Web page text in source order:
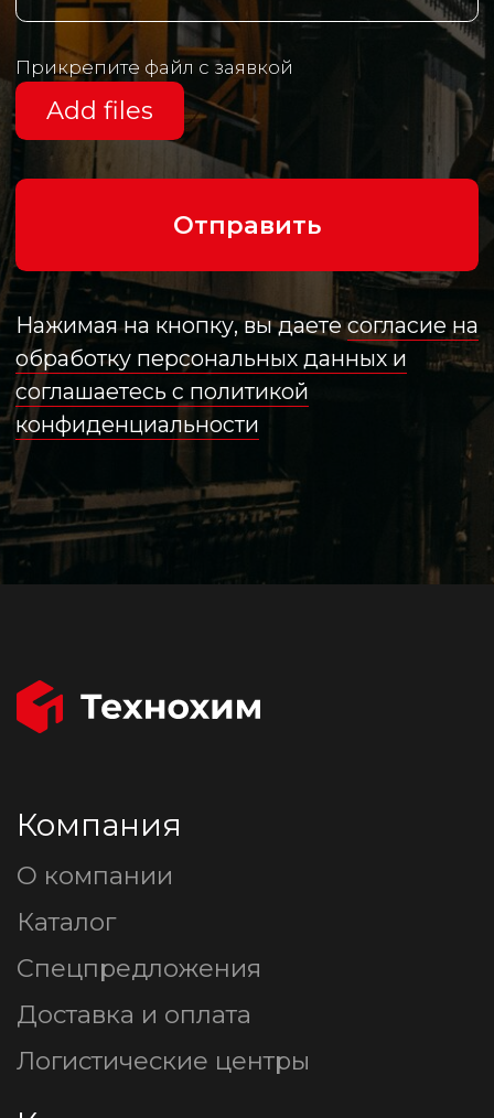
Разработано агентством
Политика в отношении обработки
персональных данных